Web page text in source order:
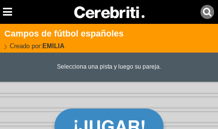
Campos de fútbol españoles
Creado por: EMILIA
Selecciona una pista y luego su pareja.